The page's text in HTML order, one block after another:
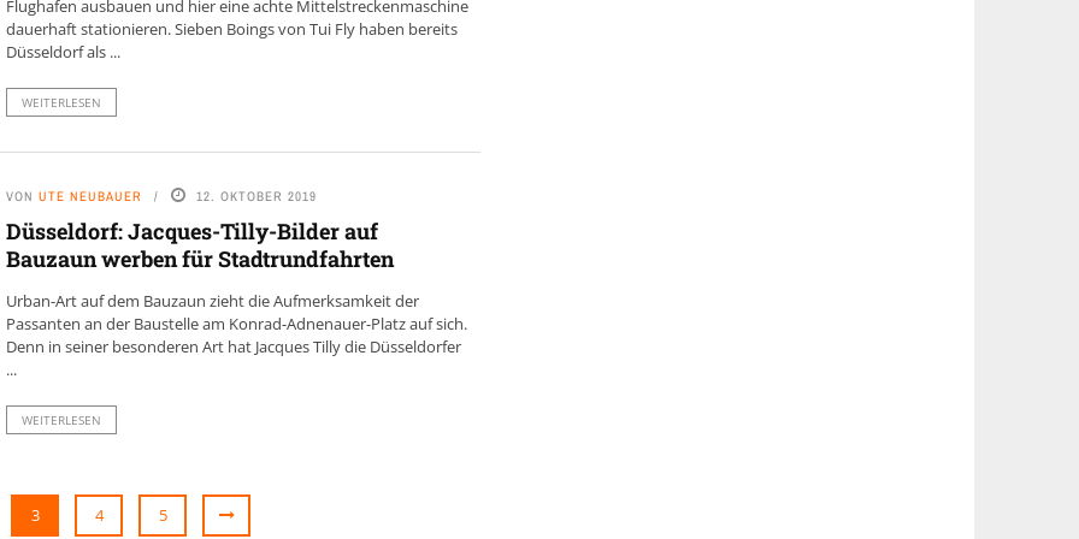
Flughafen ausbauen und hier eine achte Mittelstreckenmaschine
dauerhaft stationieren. Sieben Boings von Tui Fly haben bereits
Düsseldorf als ...
WEITERLESEN
VON UTE NEUBAUER 12. OKTOBER 2019
Düsseldorf: Jacques-Tilly-Bilder auf
Bauzaun werben für Stadtrundfahrten
Urban-Art auf dem Bauzaun zieht die Aufmerksamkeit der
Passanten an der Baustelle am Konrad-Adnenauer-Platz auf sich.
Denn in seiner besonderen Art hat Jacques Tilly die Düsseldorfer
...
WEITERLESEN
3 4 5